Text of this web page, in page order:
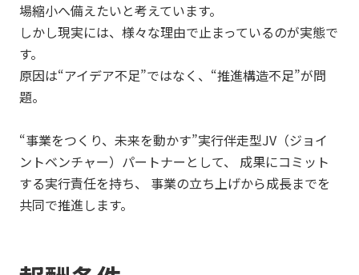
場縮小へ備えたいと考えています。
しかし現実には、様々な理由で止まっているのが実態で
す。
原因は“アイデア不足”ではなく、“推進構造不足”が問
題。
“事業をつくり、未来を動かす”実行伴走型JV（ジョイ
ントベンチャー）パートナーとして、 成果にコミット
する実行責任を持ち、 事業の立ち上げから成長までを
共同で推進します。